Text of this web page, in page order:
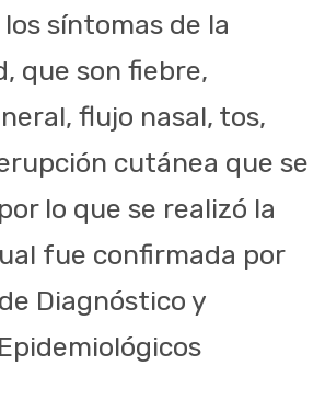
síntomas de la
que son fiebre,
flujo nasal, tos,
cutánea que se
lo que se realizó la
fue confirmada por
Diagnóstico y